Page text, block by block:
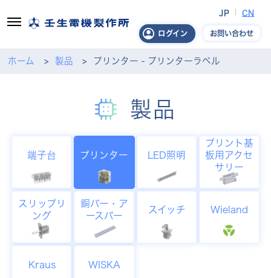
ログイン
JP CN
お問い合わせ
ホーム 製品 プリンター - プリンターラベル
製品
端子台 プリンター LED照明
プリント基
板用アクセ
サリー
スリップリ
ング
銅バー・ア
ースバー
スイッチ Wieland
Kraus WISKA